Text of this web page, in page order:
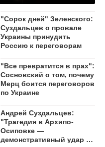
"Сорок дней" Зеленского:
Суздальцев о провале
Украины принудить
Россию к переговорам
"Все превратится в прах":
Сосновский о том, почему
Мерц боится переговоров
по Украине
Андрей Суздальцев:
"Трагедия в Архипо-
Осиповке —
демонстративный удар по